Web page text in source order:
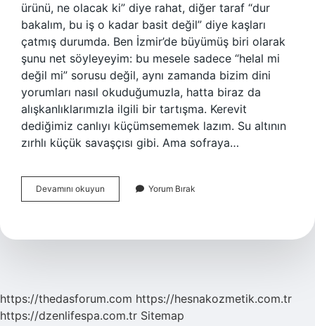
ürünü, ne olacak ki” diye rahat, diğer taraf “dur
bakalım, bu iş o kadar basit değil” diye kaşları
çatmış durumda. Ben İzmir’de büyümüş biri olarak
şunu net söyleyeyim: bu mesele sadece “helal mi
değil mi” sorusu değil, aynı zamanda bizim dini
yorumları nasıl okuduğumuzla, hatta biraz da
alışkanlıklarımızla ilgili bir tartışma. Kerevit
dediğimiz canlıyı küçümsememek lazım. Su altının
zırhlı küçük savaşçısı gibi. Ama sofraya…
Devamını okuyun
balığı
?
Yorum Bırak
https://thedasforum.com https://hesnakozmetik.com.tr
https://dzenlifespa.com.tr Sitemap